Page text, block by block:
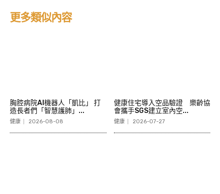
更多類似內容
胸腔病院AI機器人「凱比」 打
造長者們「智慧護肺」...
健康 2026-08-08
健康住宅導入空品驗證 樂齡協
會攜手SGS建立室內空...
健康 2026-07-27